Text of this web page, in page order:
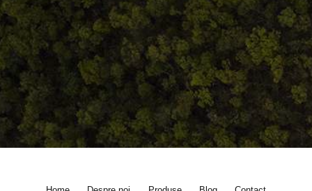
J12/419/2016
CIF 35566674
RO48ROIN4021ZZ6H9WDUW2T2 Salt Bank